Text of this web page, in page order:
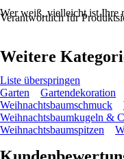
Wer weiß, vielleicht ist Ihre
Verantwortlich für
Weitere
Liste überspringen
Garten
Gartendekoration
Weihnachtsbaumschmuck
Weihnachtsbaumkugeln &
Weihnachtsbaumspitzen